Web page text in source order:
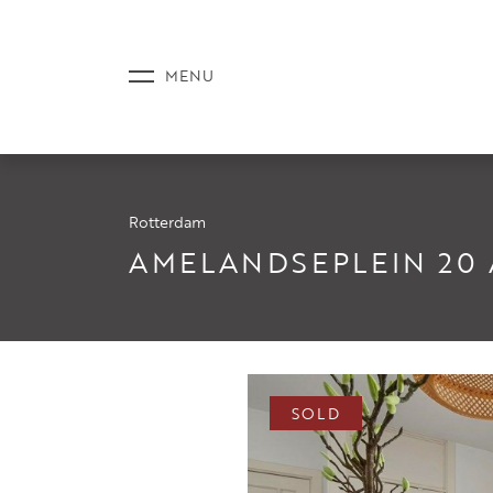
Rotterdam
AMELANDSEPLEIN 20
SOLD
LISTINGS
NEWS